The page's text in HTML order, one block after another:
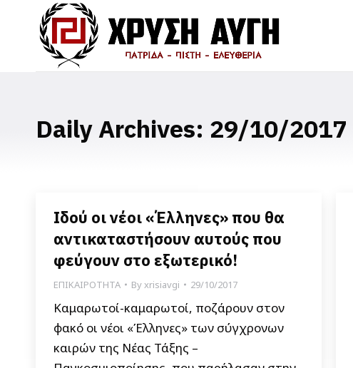
Daily Archives: 29/10/2017
Ιδού οι νέοι «Έλληνες» που θα
αντικαταστήσουν αυτούς που
φεύγουν στο εξωτερικό!
ΕΠΙΚΑΙΡΟΤΗΤΑ Byxrisiavgi 29/10/2017
Καμαρωτοί-καμαρωτοί, ποζάρουν στον
φακό οι νέοι «Έλληνες» των σύγχρονων
καιρών της Νέας Τάξης –